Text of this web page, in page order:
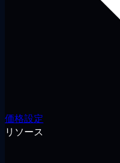
価格設定
リソース